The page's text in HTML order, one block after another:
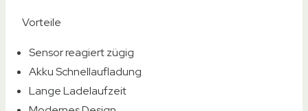
Vorteile
Sensor reagiert zügig
Akku Schnellaufladung
Lange Ladelaufzeit